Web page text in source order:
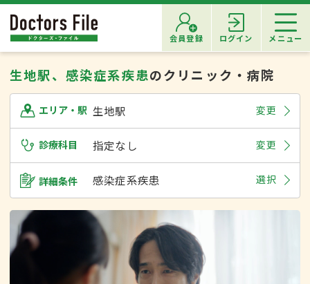
会員登録 ログイン メニュー
生地駅、感染症系疾患のクリニック・病院
エリア・駅 生地駅 変更
診療科目 指定なし 変更
詳細条件 感染症系疾患 選択